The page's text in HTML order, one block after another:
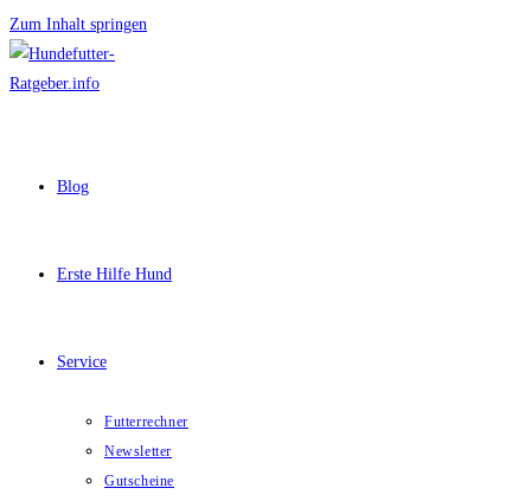
Zum Inhalt springen
Blog
Erste Hilfe Hund
Service
Futterrechner
Newsletter
Gutscheine